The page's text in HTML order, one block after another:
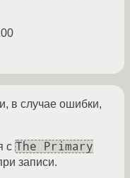
в случае ошибки,
с The Primary
записи.